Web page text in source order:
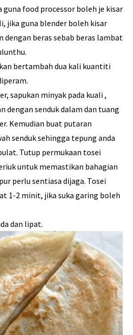
guna food processor boleh je kisar
jika guna blender boleh kisar
dengan beras sebab beras lambat
bertambah dua kali kuantiti
sapukan minyak pada kuali ,
dengan senduk dalam dan tuang
Kemudian buat putaran
senduk sehingga tepung anda
Tutup permukaan tosei
untuk memastikan bahagian
perlu sentiasa dijaga. Tosei
1-2 minit, jika suka garing boleh
dan lipat.